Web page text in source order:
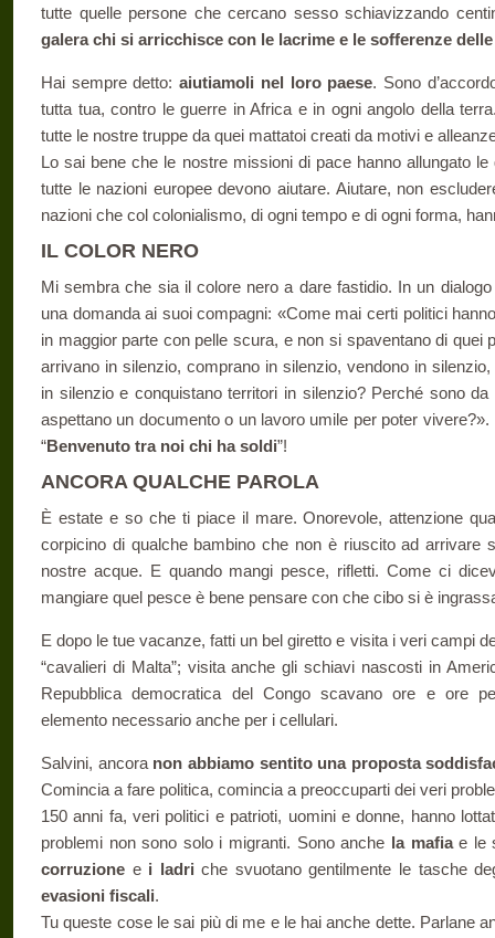
tutte quelle persone che cercano sesso schiavizzando
galera chi si arricchisce con le lacrime e le sofferenze
Hai sempre detto:aiutiamoli nel loro paese. Sono
tutta tua, contro le guerre in Africa e in ogni angolo della
tutte le nostre truppe da quei mattatoi creati da motivi e
Lo sai bene che le nostre missioni di pace hanno allungato
tutte le nazioni europee devono aiutare. Aiutare, non
nazioni che col colonialismo, di ogni tempo e di ogni forma,
IL COLOR NERO
Mi sembra che sia il colore nero a dare fastidio. In un
una domanda ai suoi compagni: «Come mai certi politici
in maggior parte con pelle scura, e non si spaventano di quei
arrivano in silenzio, comprano in silenzio, vendono in
in silenzio e conquistano territori in silenzio? Perché sono
aspettano un documento o un lavoro umile per poter
“Benvenuto tra noi chi ha soldi”!
ANCORA QUALCHE PAROLA
È estate e so che ti piace il mare. Onorevole, attenzione
corpicino di qualche bambino che non è riuscito ad arrivare
nostre acque. E quando mangi pesce, rifletti. Come ci
mangiare quel pesce è bene pensare con che cibo si è
E dopo le tue vacanze, fatti un bel giretto e visita i veri campi
“cavalieri di Malta”; visita anche gli schiavi nascosti in
Repubblica democratica del Congo scavano ore e ore
elemento necessario anche per i cellulari.
Salvini, ancora non abbiamo sentito una proposta
Comincia a fare politica, comincia a preoccuparti dei veri
150 anni fa, veri politici e patrioti, uomini e donne, hanno
problemi non sono solo i migranti. Sono anche la mafiae le
corruzione e i ladri che svuotano gentilmente le tasche
evasioni fiscali.
Tu queste cose le sai più di me e le hai anche dette. Parlane